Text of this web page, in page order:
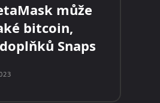
může
bitcoin,
Snaps